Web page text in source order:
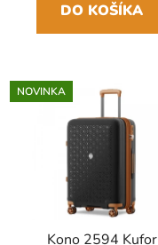
DO KOŠÍKA
NOVINKA
Kono 2594 Kufor